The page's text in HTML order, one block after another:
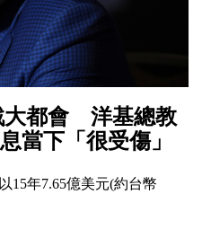
大都會 洋基總教
當下「很受傷」
15年7.65億美元(約台幣